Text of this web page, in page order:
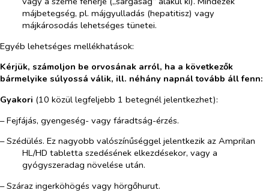
májbetegség, pl. májgyulladás (hepatitisz) vagy
májkárosodás lehetséges tünetei.
Egyéb lehetséges mellékhatások:
Kérjük, számoljon be orvosának arról, ha a következők
bármelyike súlyossá válik, ill. néhány napnál tovább áll fenn:
Gyakori (10 közül legfeljebb 1 betegnél jelentkezhet):
– Fejfájás, gyengeség- vagy fáradtság-érzés.
– Szédülés. Ez nagyobb valószínűséggel jelentkezik az Amprilan
HL/HD tabletta szedésének elkezdésekor, vagy a
gyógyszeradag növelése után.
– Száraz ingerköhögés vagy hörgőhurut.